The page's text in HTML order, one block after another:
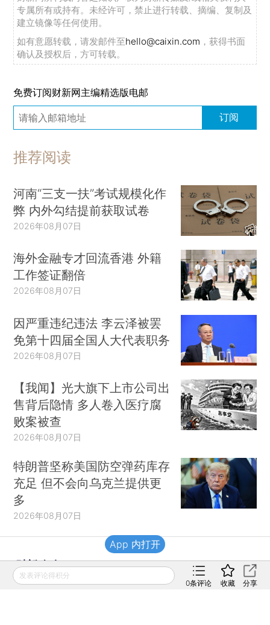
专属所有或持有。未经许可，禁止进行转载、摘编、复制及
建立镜像等任何使用。
如有意愿转载，请发邮件至hello@caixin.com ，获得书面
确认及授权后，方可转载。
免费订阅财新网主编精选版电邮
订阅
推荐阅读
河南“三支一扶”考试规模化作
弊 内外勾结提前获取试卷
2026年08月07日
海外金融专才回流香港 外籍
工作签证翻倍
2026年08月07日
因严重违纪违法 李云泽被罢
免第十四届全国人大代表职务
2026年08月07日
【我闻】光大旗下上市公司出
售背后隐情 多人卷入医疗腐
败案被查
2026年08月07日
特朗普坚称美国防空弹药库存
充足 但不会向乌克兰提供更
多
2026年08月07日
财新移动
发表评论得积分
0条评论 收藏 分享
App 内打开